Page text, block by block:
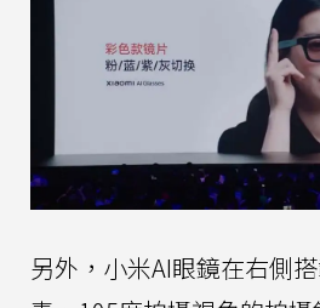
另外，小米AI眼鏡在右側